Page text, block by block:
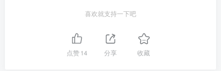
喜欢就支持一下吧
点赞14 分享 收藏